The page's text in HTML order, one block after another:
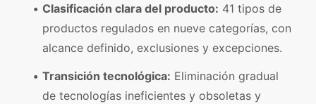
Clasificación clara del producto: 41 tipos de
productos regulados en nueve categorías, con
alcance definido, exclusiones y excepciones.
Transición tecnológica: Eliminación gradual
de tecnologías ineficientes y obsoletas y